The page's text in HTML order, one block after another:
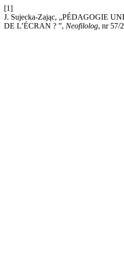
[1]
J. Sujecka-Zając, „PÉDAGOGIE
DE L’ÉCRAN ? ”, Neofilolog, nr 57/